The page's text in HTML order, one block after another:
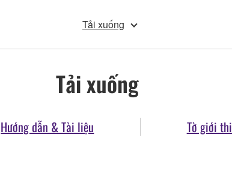
Tải xuống
Tải xuống
Hướng dẫn & Tài liệu Tờ giới